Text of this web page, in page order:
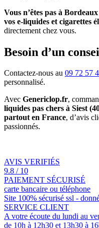
Vous n’êtes pas à Bordeaux
vos e-liquides et cigarettes
directement chez vous.
Besoin d’un
Contactez-nous au 09 72 57
personnalisé.
Avec Genericlop.fr,
liquides pas chers à Siest
partout en France, d’avis
passionnés.
AVIS VERIFIÉS
9.8 / 10
PAIEMENT SÉCURISÉ
carte bancaire ou téléphone
Site 100% sécurisé ssl -
SERVICE CLIENT
A votre écoute du lundi au
de 10h à 12h30 et 13h30 à